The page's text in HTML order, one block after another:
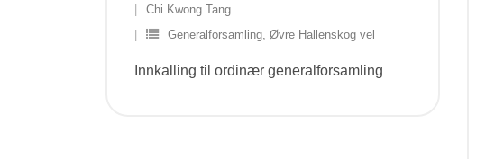
Chi Kwong Tang
Generalforsamling, Øvre Hallenskog vel
Innkalling til ordinær generalforsamling